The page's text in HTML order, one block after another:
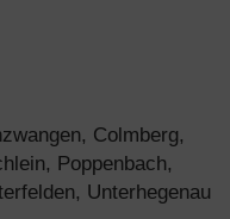
Colmberg,
Poppenbach,
Unterhegenau